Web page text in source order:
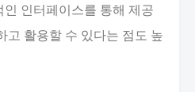
인터페이스를 통해 제공
고 활용할 수 있다는 점도 높